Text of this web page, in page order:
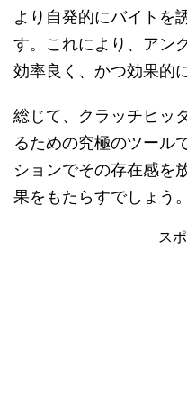
より自発的にバイトを
す。これにより、アン
効率良く、かつ効果的
総じて、クラッチヒッ
るための究極のツール
ションでその存在感を
果をもたらすでしょう。
スポ